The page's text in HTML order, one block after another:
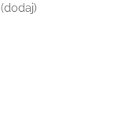
(dodaj)